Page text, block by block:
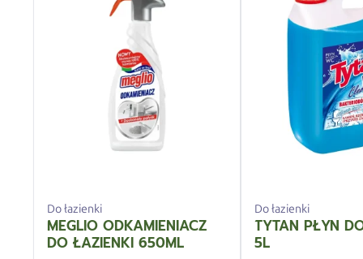
Do łazienki
MEGLIO ODKAMIENIACZ
DO ŁAZIENKI 650ML
Do łazienki
TYTAN PŁYN
5L